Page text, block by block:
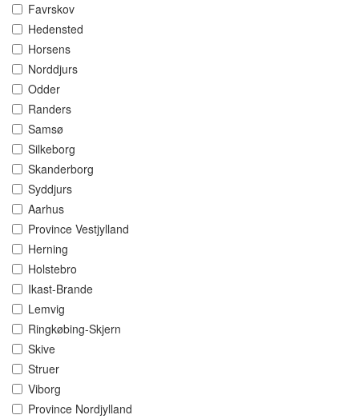
Favrskov
Hedensted
Horsens
Norddjurs
Odder
Randers
Samsø
Silkeborg
Skanderborg
Syddjurs
Aarhus
Province Vestjylland
Herning
Holstebro
Ikast-Brande
Lemvig
Ringkøbing-Skjern
Skive
Struer
Viborg
Province Nordjylland